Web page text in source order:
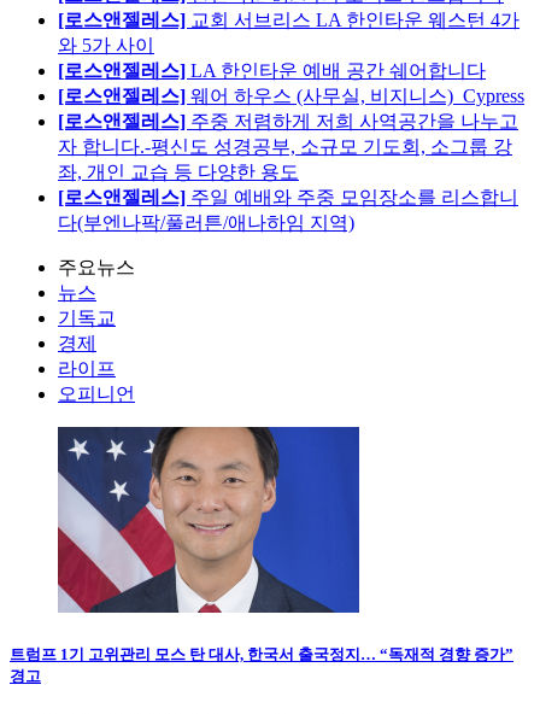
[로스앤젤레스] 교회 서브리스 LA 한인타운 웨스턴 4가
와 5가 사이
[로스앤젤레스] LA 한인타운 예배 공간 쉐어합니다
[로스앤젤레스] 웨어 하우스 (사무실, 비지니스)_Cypress
[로스앤젤레스] 주중 저렴하게 저희 사역공간을 나누고
자 합니다.-평신도 성경공부, 소규모 기도회, 소그룹 강
좌, 개인 교습 등 다양한 용도
[로스앤젤레스] 주일 예배와 주중 모임장소를 리스합니
다(부엔나팍/풀러튼/애나하임 지역)
주요뉴스
뉴스
기독교
경제
라이프
오피니언
트럼프 1기 고위관리 모스 탄 대사, 한국서 출국정지… “독재적 경향 증가”
경고